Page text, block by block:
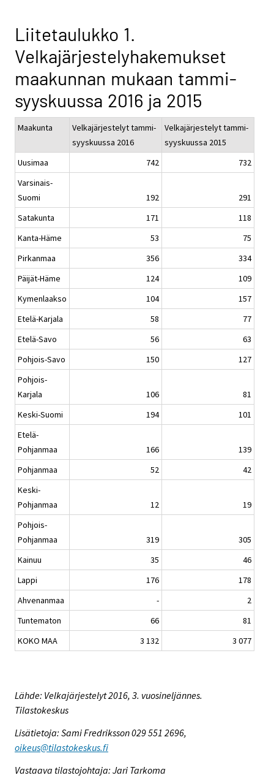
Liitetaulukko 1.
Velkajärjestelyhakemukset
maakunnan mukaan tammi-
syyskuussa 2016 ja 2015
Maakunta
Velkajärjestelyt tammi-
syyskuussa 2016
Velkajärjestelyt tammi-
syyskuussa 2015
Uusimaa
742
732
Varsinais-
Suomi
192
291
Satakunta
171
118
Kanta-Häme
53
75
Pirkanmaa
356
334
Päijät-Häme
124
109
Kymenlaakso
104
157
Etelä-Karjala
58
77
Etelä-Savo
56
63
Pohjois-Savo
150
127
Pohjois-
Karjala
106
81
Keski-Suomi
194
101
Etelä-
Pohjanmaa
166
139
Pohjanmaa
52
42
Keski-
Pohjanmaa
12
19
Pohjois-
Pohjanmaa
319
305
Kainuu
35
46
Lappi
176
178
Ahvenanmaa
-
2
Tuntematon
66
81
KOKO MAA
3 132 3 077
Lähde: Velkajärjestelyt 2016, 3. vuosineljännes.
Tilastokeskus
Lisätietoja: Sami Fredriksson 029 551 2696,
oikeus@tilastokeskus.fi
Vastaava tilastojohtaja: Jari Tarkoma